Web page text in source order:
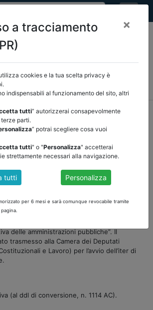
LOCALE/OSSERVATORIO
NORMATIVA
E GIURISPRUDENZA
pubblici altri/torna indietro
PUBBLICI
ANCI: RAFFORZAMENTO
AMMINISTRATIVA DEI
prima nota di lettura sul Decreto-legge 22
delle amministrazioni pubbliche”. Il
trasmesso alla Camera dei Deputati
e Lavoro) per l’avvio dell’iter di
(al ddl di conversione, n. 1114 AC).
a tracciamento
×
cookies e la tua scelta privacy è
indispensabili al funzionamento del sito, altri
tutti” autorizzerai consapevolmente
parti.
” potrai scegliere cosa vuoi
tutti" o "Personalizza" accetterai
strettamente necessari alla navigazione.
tutti Personalizza
per 6 mesi e sarà comunque revocabile tramite